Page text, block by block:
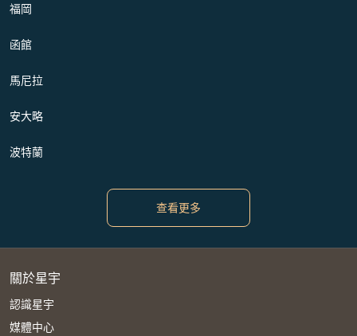
福岡
函館
馬尼拉
安大略
波特蘭
查看更多
關於星宇
認識星宇
媒體中心